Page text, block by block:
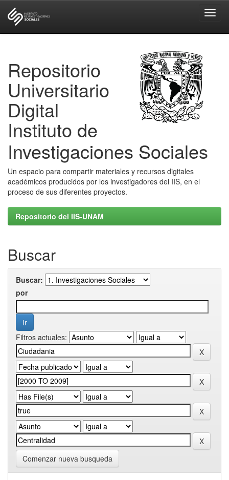
Repositorio
Universitario
Digital
Instituto de
Investigaciones Sociales
Un espacio para compartir materiales y recursos digitales
académicos producidos por los investigadores del IIS, en el
proceso de sus diferentes proyectos.
Repositorio del IIS-UNAM
Buscar
Buscar:
por
Filtros actuales:
Comenzar nueva busqueda